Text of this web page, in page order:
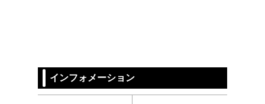
インフォメーション